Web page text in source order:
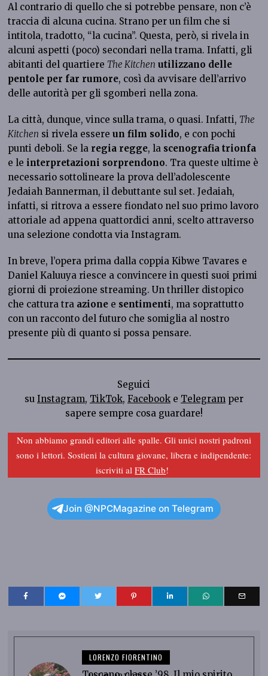
Al contrario di quello che si potrebbe pensare, non c’è
traccia di alcuna cucina. Strano per un film che si
intitola, tradotto, “la cucina”. Questa, però, si rivela in
alcuni aspetti (poco) secondari nella trama. Infatti, gli
abitanti del quartiere The Kitchen utilizzano delle
pentole per far rumore, così da avvisare dell’arrivo
delle autorità per gli sgomberi nella zona.
La città, dunque, vince sulla trama, o quasi. Infatti, The
Kitchen si rivela essereun film solido, e con pochi
punti deboli. Se la regia regge, la scenografia trionfa
e le interpretazioni sorprendono. Tra queste ultime è
necessario sottolineare la prova dell’adolescente
Jedaiah Bannerman, il debuttante sul set. Jedaiah,
infatti, si ritrova a essere fiondato nel suo primo lavoro
attoriale ad appena quattordici anni, scelto attraverso
una selezione condotta via Instagram.
In breve, l’opera prima dalla coppia Kibwe Tavares e
Daniel Kaluuya riesce a convincere in questi suoi primi
giorni di proiezione streaming. Un thriller distopico
che cattura tra azione e sentimenti, ma soprattutto
con un racconto del futuro che somiglia al nostro
presente più di quanto si possa pensare.
Seguici
su Instagram, TikTok, Facebooke Telegram per
sapere sempre cosa guardare!
Non abbiamo grandi editori alle spalle. Gli unici nostri padroni
sono i lettori. Sostieni la cultura giovane, libera e indipendente:
iscriviti alFR Club!
Join @NPCMagazine on Telegram
LORENZO FIORENTINO